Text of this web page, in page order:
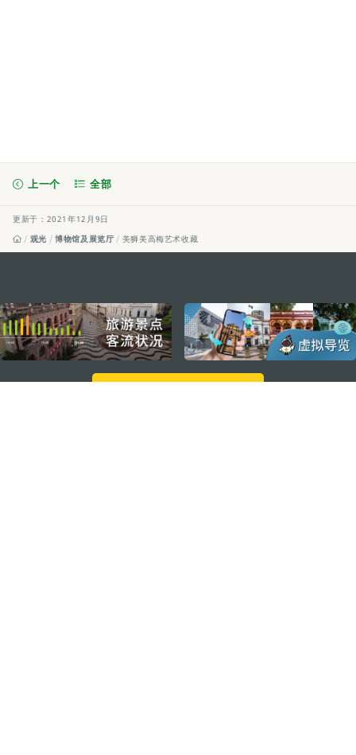
上一个 全部
更新于：2021年12月9日
观光
博物馆及展览厅 美狮美高梅艺术收藏
external links